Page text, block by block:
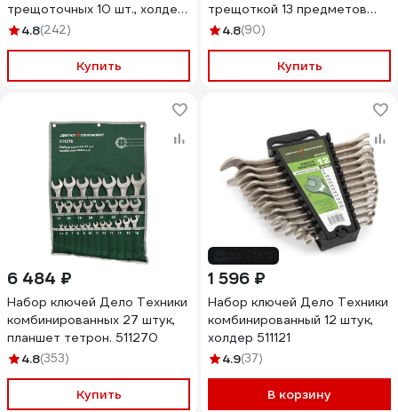
трещоточных 10 шт., холдер
515100
4.8(242)
Купить
трещоткой 13 предметов
Inforce, Сталь Cr-V, 10-19мм,
4.8(90)
Купить
6 484 ₽
Набор ключей Дело Техники
комбинированных 27 штук,
планшет тетрон. 511270
4.8(353)
Купить
1 596 ₽
Набор ключей Дело Техники
комбинированный 12 штук,
холдер 511121
4.9(37)
В корзину